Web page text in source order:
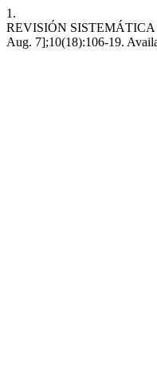
1.
REVISIÓN SISTEMÁTICA
Aug. 7];10(18):106-19.